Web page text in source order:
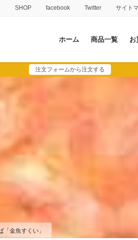
SHOP facebook Twitter サイト
ホーム 商品一覧 お
注文フォームから注文する
金魚すくい」